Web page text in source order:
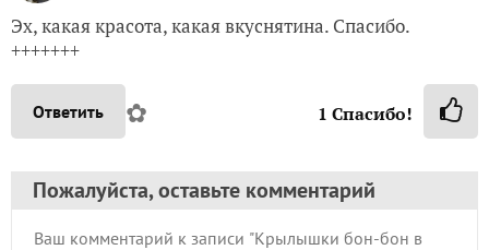
Эх, какая красота, какая вкуснятина. Спасибо.
+++++++
Ответить ✿ 1 Спасибо!
Пожалуйста, оставьте комментарий